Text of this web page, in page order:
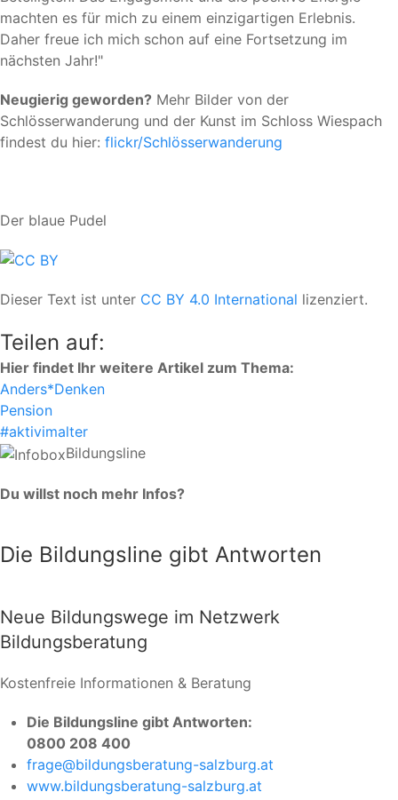
machten es für mich zu einem einzigartigen Erlebnis.
Daher freue ich mich schon auf eine Fortsetzung im
nächsten Jahr!"
Neugierig geworden? Mehr Bilder von der
Schlösserwanderung und der Kunst im Schloss Wiespach
findest du hier: flickr/Schlösserwanderung
Der blaue Pudel
Dieser Text ist unter CC BY 4.0 International lizenziert.
Teilen auf:
Hier findet Ihr weitere Artikel zum Thema:
Anders*Denken
Pension
#aktivimalter
Bildungsline
Du willst noch mehr Infos?
Die Bildungsline gibt Antworten
Neue Bildungswege im Netzwerk
Bildungsberatung
Kostenfreie Informationen & Beratung
Die Bildungsline gibt Antworten:
0800 208 400
frage@bildungsberatung-salzburg.at
www.bildungsberatung-salzburg.at